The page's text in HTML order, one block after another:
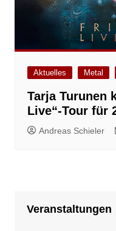
Aktuelles Metal
Tarja Turunen
Live“-Tour für
Andreas Schieler
Veranstaltungen